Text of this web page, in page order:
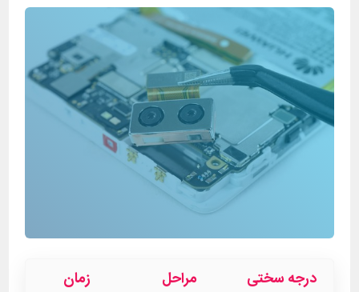
درجه سختی مراحل
زمان